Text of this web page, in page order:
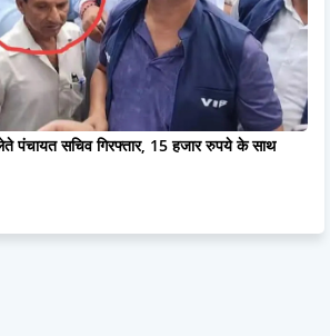
पंचायत सचिव गिरफ्तार, 15 हजार रुपये के साथ